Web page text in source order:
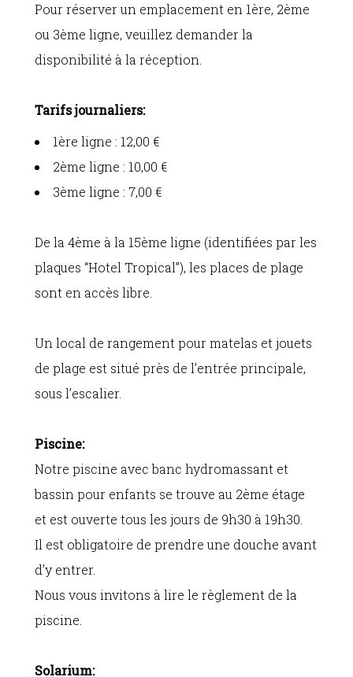
Pour réserver un emplacement en 1ère, 2ème
ou 3ème ligne, veuillez demander la
disponibilité à la réception.
Tarifs journaliers:
1ère ligne : 12,00 €
2ème ligne : 10,00 €
3ème ligne : 7,00 €
De la 4ème à la 15ème ligne (identifiées par les
plaques “Hotel Tropical”), les places de plage
sont en accès libre.
Un local de rangement pour matelas et jouets
de plage est situé près de l’entrée principale,
sous l’escalier.
Piscine:
Notre piscine avec banc hydromassant et
bassin pour enfants se trouve au 2ème étage
et est ouverte tous les jours de 9h30 à 19h30.
Il est obligatoire de prendre une douche avant
d’y entrer.
Nous vous invitons à lire le règlement de la
piscine.
Solarium: